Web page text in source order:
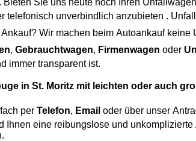
Bieten Sie uns heute noch Ihren
telefonisch unverbindlich anzubieten .
Wir machen beim Autoankauf
, Gebrauchtwagen, Firmenwagen oder
immer transparent ist.
in St. Moritz mit leichten oder auch
per Telefon, Email oder über unser